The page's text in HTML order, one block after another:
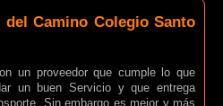
Camino Colegio Santo
un proveedor que cumple lo que
un buen Servicio y que entrega
Sin embargo es mejor y más